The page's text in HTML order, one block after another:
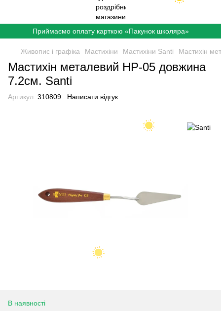
Приймаємо оплату карткою «Пакунок школяра»
Живопис і графіка Мастихіни Мастихіни Santi Мастихін
Мастихін металевий HP-05 довжина
7.2см. Santi
Артикул: 310809 Написати відгук
В наявності